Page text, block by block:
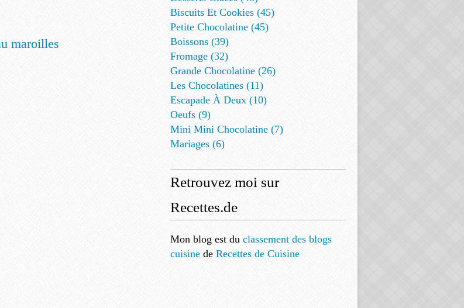
Biscuits Et Cookies (45)
Petite Chocolatine (45)
Boissons (39)
Fromage (32)
Grande Chocolatine (26)
Les Chocolatines (11)
Escapade À Deux (10)
Oeufs (9)
Mini Mini Chocolatine (7)
Mariages (6)
Retrouvez moi sur
Recettes.de
Mon blog est du classement des blogs
cuisine de Recettes de Cuisine